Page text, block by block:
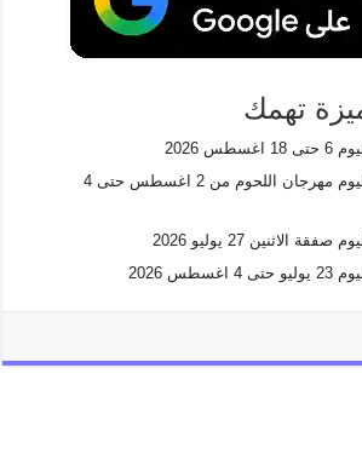
تهمك
2026
عروض العثيم مصر اليوم مهرجان اللحوم من 2 اغسطس حتى 4
27 يوليو 2026
2026